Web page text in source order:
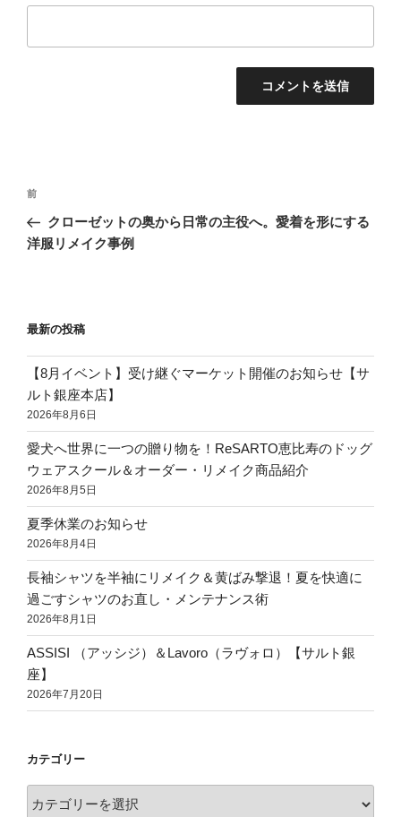
前
クローゼットの奥から日常の主役へ。愛着を形にする
洋服リメイク事例
最新の投稿
【8月イベント】受け継ぐマーケット開催のお知らせ【サ
ルト銀座本店】
2026年8月6日
愛犬へ世界に一つの贈り物を！ReSARTO恵比寿のドッグ
ウェアスクール＆オーダー・リメイク商品紹介
2026年8月5日
夏季休業のお知らせ
2026年8月4日
長袖シャツを半袖にリメイク＆黄ばみ撃退！夏を快適に
過ごすシャツのお直し・メンテナンス術
2026年8月1日
ASSISI （アッシジ）＆Lavoro（ラヴォロ）【サルト銀
座】
2026年7月20日
カテゴリー